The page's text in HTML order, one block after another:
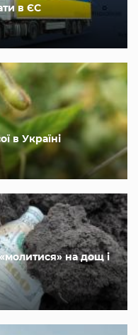
в ЄС
в Україні
на дощ і